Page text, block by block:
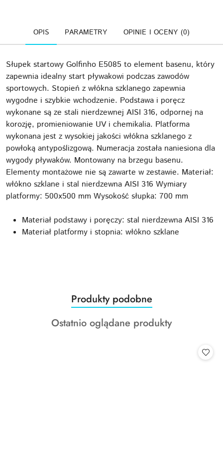
OPIS PARAMETRY OPINIE I OCENY (0)
Słupek startowy Golfinho E5085 to element basenu, który
zapewnia idealny start pływakowi podczas zawodów
sportowych. Stopień z włókna szklanego zapewnia
wygodne i szybkie wchodzenie. Podstawa i poręcz
wykonane są ze stali nierdzewnej AISI 316, odpornej na
korozję, promieniowanie UV i chemikalia. Platforma
wykonana jest z wysokiej jakości włókna szklanego z
powłoką antypoślizgową. Numeracja została naniesiona dla
wygody pływaków. Montowany na brzegu basenu.
Elementy montażowe nie są zawarte w zestawie. Materiał:
włókno szklane i stal nierdzewna AISI 316 Wymiary
platformy: 500x500 mm Wysokość słupka: 700 mm
Materiał podstawy i poręczy: stal nierdzewna AISI 316
Materiał platformy i stopnia: włókno szklane
Pomiń karuzelę produktów
Produkty
o
statusie:
Produkty podobne
Produkty
Ostatnio oglądane produkty